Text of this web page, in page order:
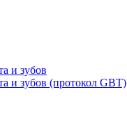
и зубов
и зубов (протокол GBT)